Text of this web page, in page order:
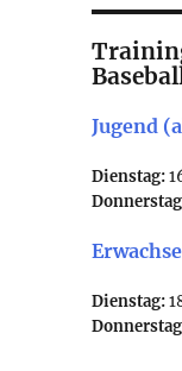
Jugend
Dienstag:
Dienstag: